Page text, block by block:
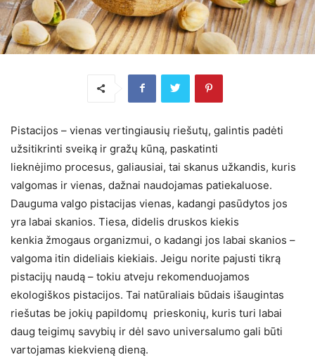
Pistacijos – vienas vertingiausių riešutų, galintis padėti
užsitikrinti sveiką ir gražų kūną, paskatinti
lieknėjimo procesus, galiausiai, tai skanus užkandis, kuris
valgomas ir vienas, dažnai naudojamas patiekaluose.
Dauguma valgo pistacijas vienas, kadangi pasūdytos jos
yra labai skanios. Tiesa, didelis druskos kiekis
kenkia žmogaus organizmui, o kadangi jos labai skanios –
valgoma itin dideliais kiekiais. Jeigu norite pajusti tikrą
pistacijų naudą – tokiu atveju rekomenduojamos
ekologiškos pistacijos. Tai natūraliais būdais išaugintas
riešutas be jokių papildomų prieskonių, kuris turi labai
daug teigimų savybių ir dėl savo universalumo gali būti
vartojamas kiekvieną dieną.